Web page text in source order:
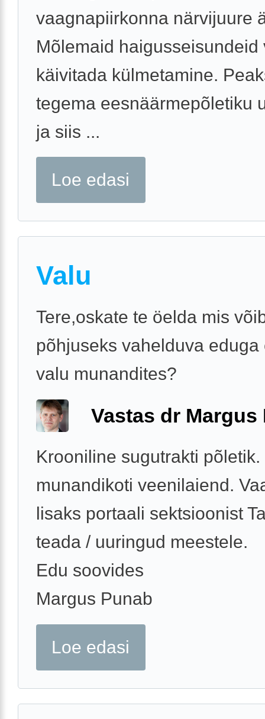
vaagnapiirkonna närvijuure
Mõlemaid haigusseisundeid
käivitada külmetamine.
tegema eesnäärmepõletiku
ja siis ...
Loe edasi
Valu
Tere,oskate te öelda mis
põhjuseks vahelduva eduga
valu munandites?
Vastas dr Margus
Krooniline sugutrakti põletik.
munandikoti veenilaiend.
lisaks portaali sektsioonist
teada / uuringud meestele.
Edu soovides
Margus Punab
Loe edasi